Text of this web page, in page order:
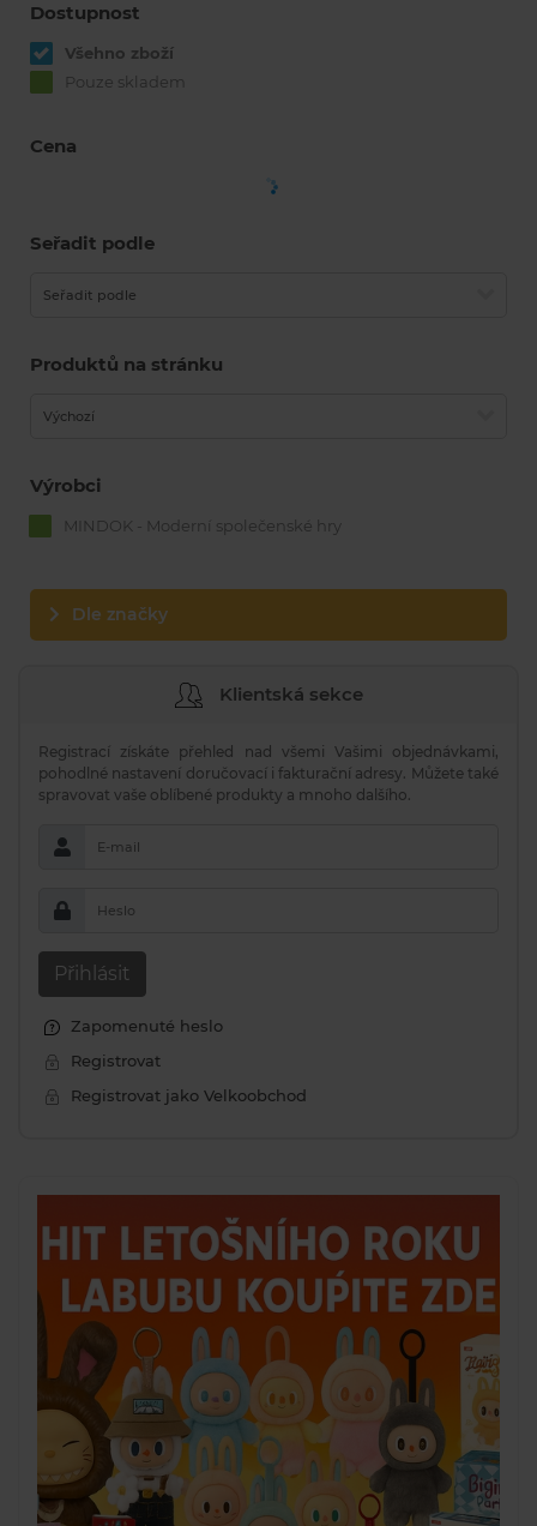
Dostupnost
Všehno zboží
Pouze skladem
Cena
Seřadit podle
Seřadit podle
Produktů na stránku
Výchozí
Výrobci
MINDOK - Moderní společenské hry
Dle značky
Klientská sekce
Registrací získáte přehled nad všemi Vašimi objednávkami,
pohodlné nastavení doručovací i fakturační adresy. Můžete také
spravovat vaše oblíbené produkty a mnoho dalšího.
E-mail
Heslo
Přihlásit
Zapomenuté heslo
Registrovat
Registrovat jako Velkoobchod